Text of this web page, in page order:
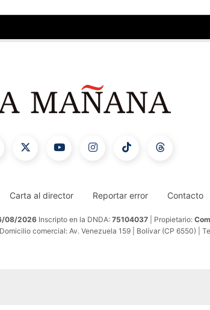
Carta al director Reportar error Contacto
08/2026 Inscripto en la DNDA: 75104037 | Propietario:
Domicilio comercial: Av. Venezuela 159 | Bolívar (CP 6550) |